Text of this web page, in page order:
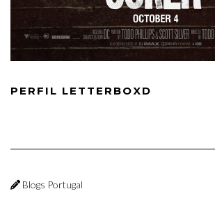
PERFIL LETTERBOXD
Blogs Portugal